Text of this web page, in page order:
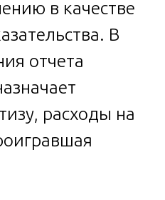
в качестве
В
отчета
расходы на